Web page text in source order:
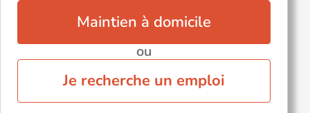
Maintien à domicile
ou
Je recherche un emploi